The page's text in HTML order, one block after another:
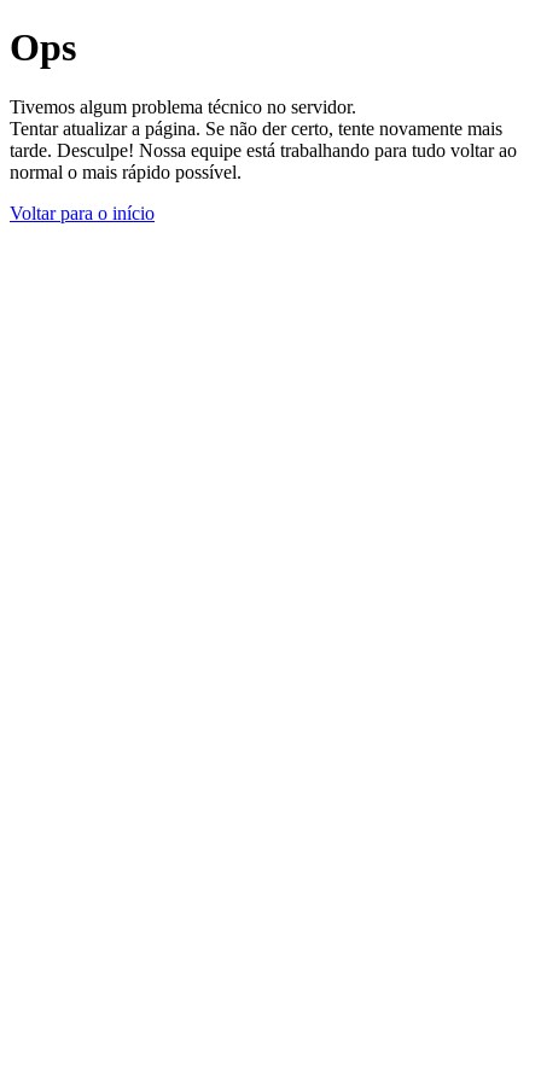
Ops
Tivemos algum problema técnico no servidor.
Tentar atualizar a página. Se não der certo, tente novamente mais
tarde. Desculpe! Nossa equipe está trabalhando para tudo voltar ao
normal o mais rápido possível.
Voltar para o início